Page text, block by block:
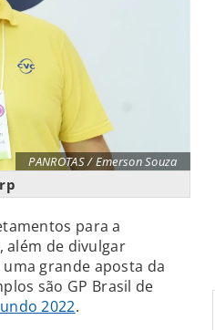
PANROTAS / Emerson Souza
para a
além de divulgar
grande aposta da
são GP Brasil de
2022.